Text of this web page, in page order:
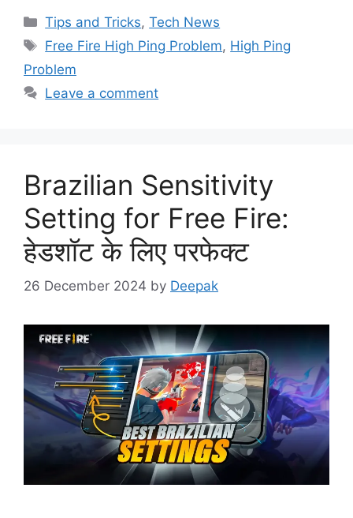
Categories
Tips and Tricks,Tech News
Tags
Free Fire High Ping Problem, High Ping
Problem
Leave a comment
Brazilian Sensitivity
Setting for Free Fire:
हेडशॉट के लिए परफेक्ट
26 December 2024 by Deepak